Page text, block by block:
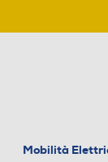
Mobilità